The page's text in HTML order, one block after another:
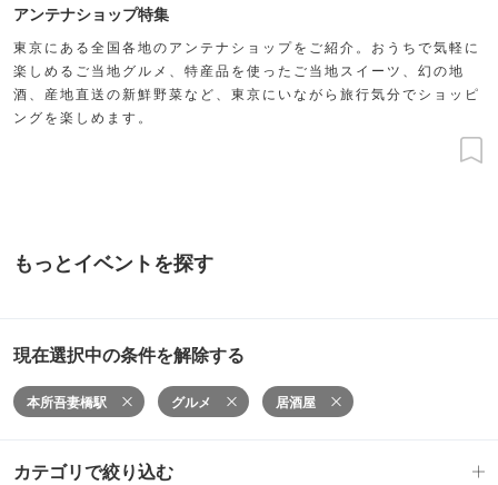
アンテナショップ特集
東京にある全国各地のアンテナショップをご紹介。おうちで気軽に
楽しめるご当地グルメ、特産品を使ったご当地スイーツ、幻の地
酒、産地直送の新鮮野菜など、東京にいながら旅行気分でショッピ
ングを楽しめます。
もっとイベントを探す
現在選択中の条件を解除する
本所吾妻橋駅 グルメ 居酒屋
カテゴリで絞り込む